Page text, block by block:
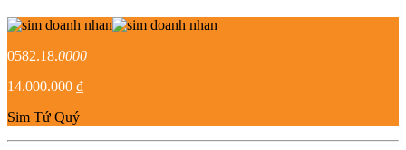
0582.18.0000
14.000.000 ₫
Sim Tứ Quý